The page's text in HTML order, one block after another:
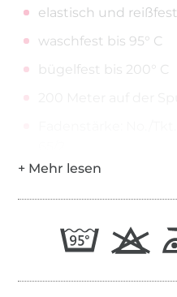
elastisch und reißfest
waschfest bis 95° C
bügelfest bis 200° C